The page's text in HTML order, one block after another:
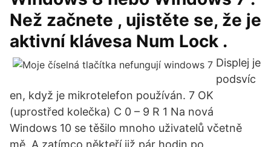
Než začnete , ujistěte se, že je
aktivní klávesa Num Lock .
Displej je
podsvíc
en, když je mikrotelefon používán. 7 OK
(uprostřed kolečka) C 0 – 9 R 1 Na nová
Windows 10 se těšilo mnoho uživatelů včetně
mě. A zatímco někteří již pár hodin po